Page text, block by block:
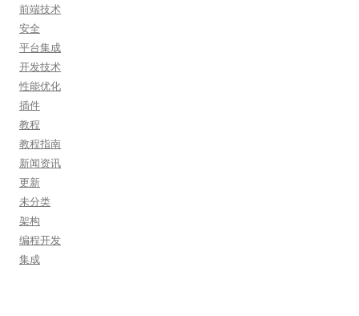
前端技术
安全
平台集成
开发技术
性能优化
插件
教程
教程指南
新闻资讯
更新
未分类
架构
编程开发
集成